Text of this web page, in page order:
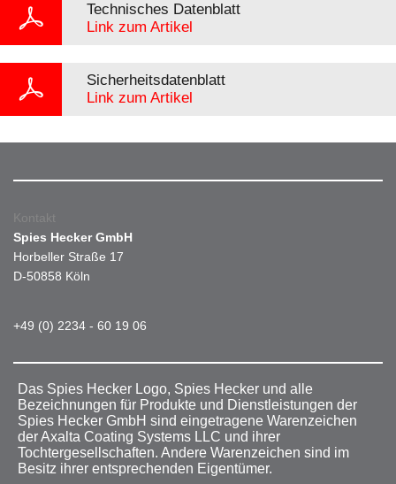
Technisches Datenblatt
Link zum Artikel
Sicherheitsdatenblatt
Link zum Artikel
Kontakt
Spies Hecker GmbH
Horbeller Straße 17
D-50858 Köln
+49 (0) 2234 - 60 19 06
Das Spies Hecker Logo, Spies Hecker und alle
Bezeichnungen für Produkte und Dienstleistungen der
Spies Hecker GmbH sind eingetragene Warenzeichen
der Axalta Coating Systems LLC und ihrer
Tochtergesellschaften. Andere Warenzeichen sind im
Besitz ihrer entsprechenden Eigentümer.